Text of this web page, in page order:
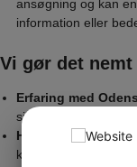
ansøgning og kan
information eller
Vi gør det
Erfaring med
sikrer, at din
Håndtering af
klarer det hele for dig.